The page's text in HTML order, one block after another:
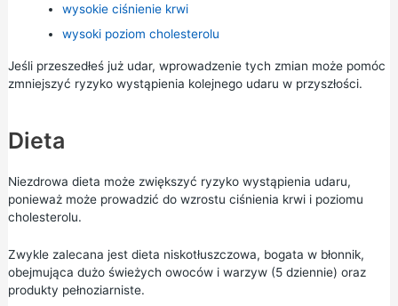
wysokie ciśnienie krwi
wysoki poziom cholesterolu
Jeśli przeszedłeś już udar, wprowadzenie tych zmian może pomóc
zmniejszyć ryzyko wystąpienia kolejnego udaru w przyszłości.
Dieta
Niezdrowa dieta może zwiększyć ryzyko wystąpienia udaru,
ponieważ może prowadzić do wzrostu ciśnienia krwi i poziomu
cholesterolu.
Zwykle zalecana jest dieta niskotłuszczowa, bogata w błonnik,
obejmująca dużo świeżych owoców i warzyw (5 dziennie) oraz
produkty pełnoziarniste.